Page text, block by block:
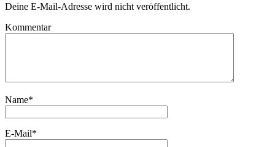
Deine E-Mail-Adresse wird nicht veröffentlicht.
Kommentar
Name*
E-Mail*